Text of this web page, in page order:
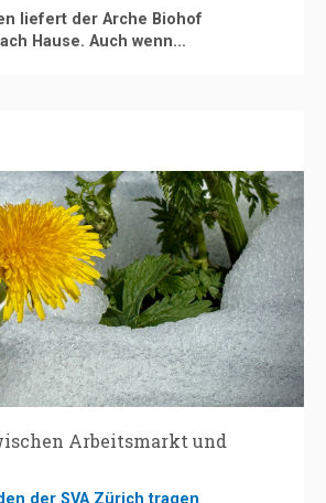
liefert der Arche Biohof
Hause. Auch wenn...
Arbeitsmarkt und
der SVA Zürich tragen